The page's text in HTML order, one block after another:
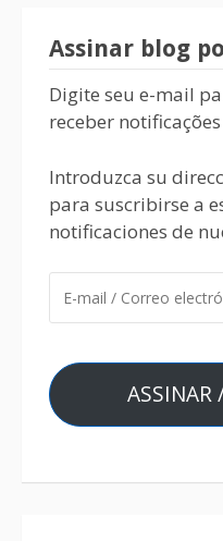
Assinar blog
Digite seu e-mail
receber
Introduzca su
para suscribirse a
notificaciones de
ASSINAR